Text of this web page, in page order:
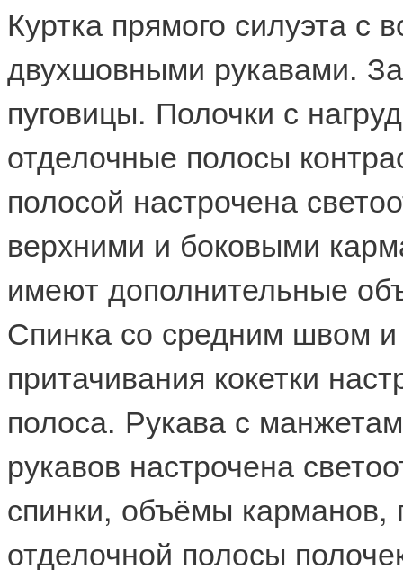
Куртка прямого силуэта с
двухшовными рукавами.
пуговицы. Полочки с
отделочные полосы
полосой настрочена
верхними и боковыми
имеют дополнительные
Спинка со средним швом и
притачивания кокетки
полоса. Рукава с
рукавов настрочена
спинки, объёмы карманов,
отделочной полосы